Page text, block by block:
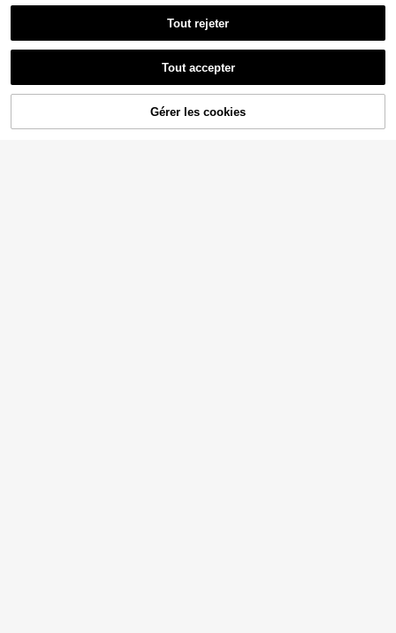
es, été, streetwear
Tout rejeter
Tout accepter
Gérer les cookies